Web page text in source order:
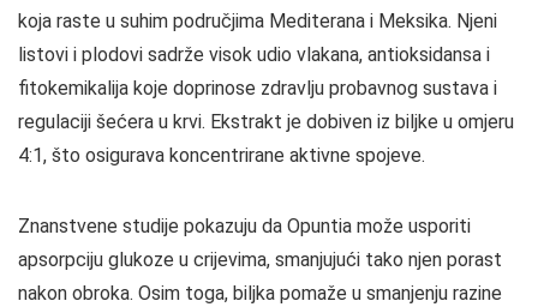
koja raste u suhim područjima Mediterana i Meksika. Njeni
listovi i plodovi sadrže visok udio vlakana, antioksidansa i
fitokemikalija koje doprinose zdravlju probavnog sustava i
regulaciji šećera u krvi. Ekstrakt je dobiven iz biljke u omjeru
4:1, što osigurava koncentrirane aktivne spojeve.
Znanstvene studije pokazuju da Opuntia može usporiti
apsorpciju glukoze u crijevima, smanjujući tako njen porast
nakon obroka. Osim toga, biljka pomaže u smanjenju razine